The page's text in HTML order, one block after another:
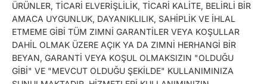
ÜRÜNLER, TİCARİ ELVERİŞLİLİK, TİCARİ KALİTE, BELİRLİ BİR
AMACA UYGUNLUK, DAYANIKLILIK, SAHİPLİK VE İHLAL
ETMEME GİBİ TÜM ZIMNİ GARANTİLER VEYA KOŞULLAR
DAHİL OLMAK ÜZERE AÇIK YA DA ZIMNİ HERHANGİ BİR
BEYAN, GARANTİ VEYA KOŞUL OLMAKSIZIN "OLDUĞU
GİBİ" VE "MEVCUT OLDUĞU ŞEKİLDE" KULLANIMINIZA